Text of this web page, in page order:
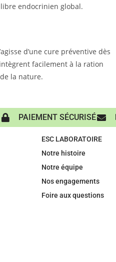
endocrinien global.
d’une cure préventive dès
facilement à la ration
la nature.
PAIEMENT SÉCURISÉ
ESC LABORATOIRE
Notre histoire
Notre équipe
Nos engagements
Foire aux questions